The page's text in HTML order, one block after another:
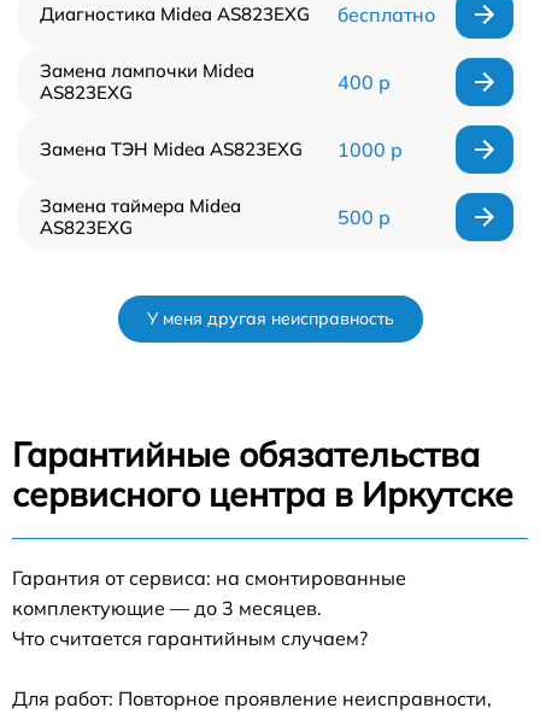
Диагностика Midea AS823EXG бесплатно
Замена лампочки Midea
AS823EXG
400 р
Замена ТЭН Midea AS823EXG 1000 р
Замена таймера Midea
AS823EXG
500 р
У меня другая неисправность
Гарантийные обязательства
сервисного центра в Иркутске
Гарантия от сервиса: на смонтированные
комплектующие — до 3 месяцев.
Что считается гарантийным случаем?
Для работ: Повторное проявление неисправности,